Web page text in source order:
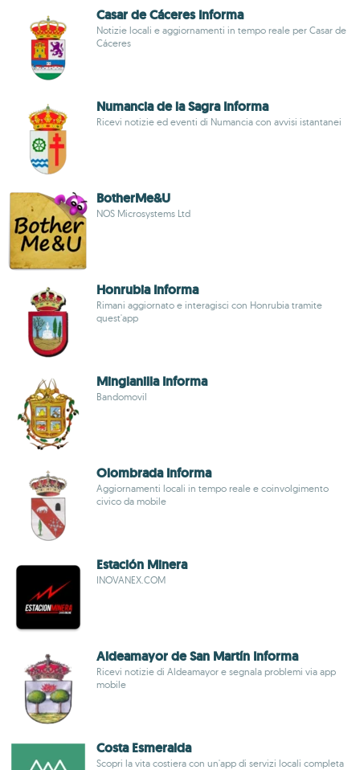
Casar de Cáceres Informa
Notizie locali e aggiornamenti in tempo reale per Casar de
Cáceres
Numancia de la Sagra Informa
Ricevi notizie ed eventi di Numancia con avvisi istantanei
BotherMe&U
NOS Microsystems Ltd
Honrubia Informa
Rimani aggiornato e interagisci con Honrubia tramite
quest'app
Minglanilla Informa
Bandomovil
Olombrada Informa
Aggiornamenti locali in tempo reale e coinvolgimento
civico da mobile
Estación Minera
INOVANEX.COM
Aldeamayor de San Martín Informa
Ricevi notizie di Aldeamayor e segnala problemi via app
mobile
Costa Esmeralda
Scopri la vita costiera con un'app di servizi locali completa